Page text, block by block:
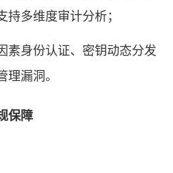
多维度审计分析；
素身份认证、密钥动态分发
漏洞。
保障